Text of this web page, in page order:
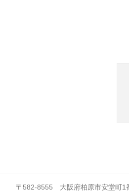
〒582-8555 大阪府柏原市安堂町1